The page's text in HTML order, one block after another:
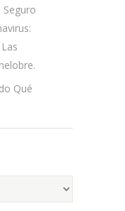
Seguro
Qué